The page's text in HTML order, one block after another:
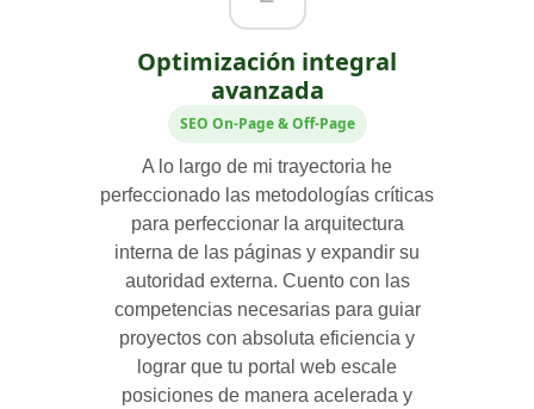
Optimización integral
avanzada
SEO On-Page & Off-Page
A lo largo de mi trayectoria he
perfeccionado las metodologías críticas
para perfeccionar la arquitectura
interna de las páginas y expandir su
autoridad externa. Cuento con las
competencias necesarias para guiar
proyectos con absoluta eficiencia y
lograr que tu portal web escale
posiciones de manera acelerada y